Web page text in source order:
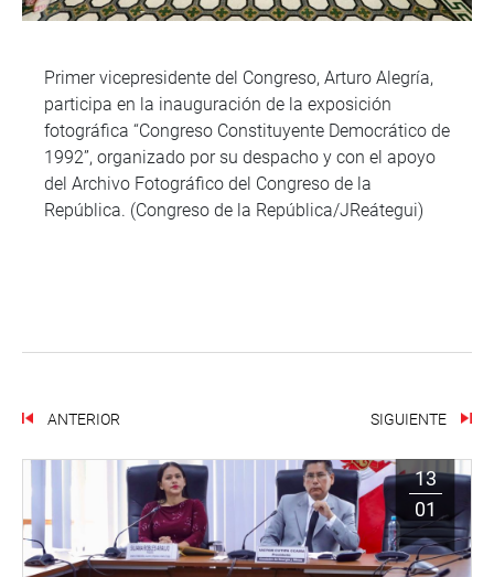
Primer vicepresidente del Congreso, Arturo Alegría,
participa en la inauguración de la exposición
fotográfica “Congreso Constituyente Democrático de
1992”, organizado por su despacho y con el apoyo
del Archivo Fotográfico del Congreso de la
República. (Congreso de la República/JReátegui)
ANTERIOR SIGUIENTE
13
01